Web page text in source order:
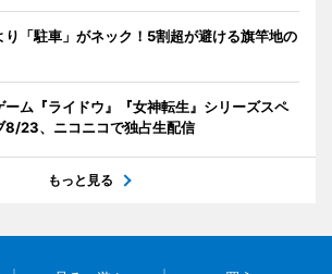
り「駐車」がネック！5割超が避ける旗竿地の
ーム『ライドウ』『女神転生』シリーズスペ
8/23、ニコニコで独占生配信
もっと見る